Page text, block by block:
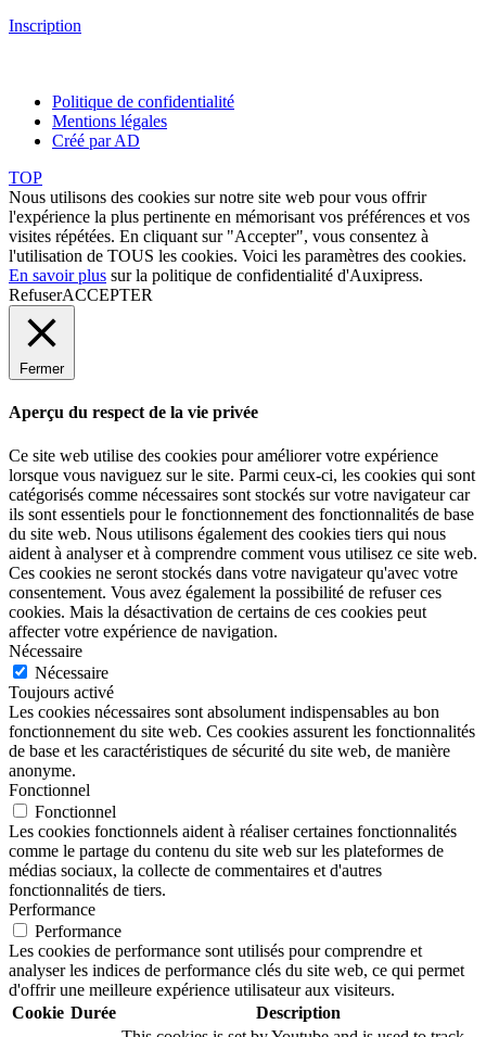
Inscription
Politique de confidentialité
Mentions légales
Créé par AD
TOP
Nous utilisons des cookies sur notre site web pour vous offrir
l'expérience la plus pertinente en mémorisant vos préférences et vos
visites répétées. En cliquant sur "Accepter", vous consentez à
l'utilisation de TOUS les cookies. Voici les paramètres des cookies.
En savoir plus sur la politique de confidentialité d'Auxipress.
RefuserACCEPTER
Fermer
Aperçu du respect de la vie privée
Ce site web utilise des cookies pour améliorer votre expérience
lorsque vous naviguez sur le site. Parmi ceux-ci, les cookies qui sont
catégorisés comme nécessaires sont stockés sur votre navigateur car
ils sont essentiels pour le fonctionnement des fonctionnalités de base
du site web. Nous utilisons également des cookies tiers qui nous
aident à analyser et à comprendre comment vous utilisez ce site web.
Ces cookies ne seront stockés dans votre navigateur qu'avec votre
consentement. Vous avez également la possibilité de refuser ces
cookies. Mais la désactivation de certains de ces cookies peut
affecter votre expérience de navigation.
Nécessaire
Nécessaire
Toujours activé
Les cookies nécessaires sont absolument indispensables au bon
fonctionnement du site web. Ces cookies assurent les fonctionnalités
de base et les caractéristiques de sécurité du site web, de manière
anonyme.
Fonctionnel
Fonctionnel
Les cookies fonctionnels aident à réaliser certaines fonctionnalités
comme le partage du contenu du site web sur les plateformes de
médias sociaux, la collecte de commentaires et d'autres
fonctionnalités de tiers.
Performance
Performance
Les cookies de performance sont utilisés pour comprendre et
analyser les indices de performance clés du site web, ce qui permet
d'offrir une meilleure expérience utilisateur aux visiteurs.
Cookie Durée
Description